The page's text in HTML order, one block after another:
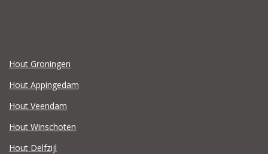
Hout Groningen
Hout Appingedam
Hout Veendam
Hout Winschoten
Hout Delfzijl